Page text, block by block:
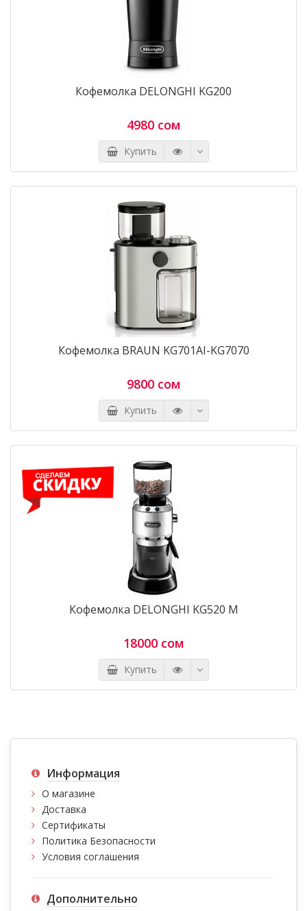
Кофемолка DELONGHI KG200
4980 сом
Купить
Кофемолка BRAUN KG701AI-KG7070
9800 сом
Купить
Кофемолка DELONGHI KG520 M
18000 сом
Купить
Информация
О магазине
Доставка
Сертификаты
Политика Безопасности
Условия соглашения
Дополнительно